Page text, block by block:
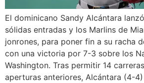
El dominicano Sandy Alcántara
sólidas entradas y los Marlins de
jonrones, para poner fin a su racha
con una victoria por 7-3 sobre los
Washington. Tras permitir 14
aperturas anteriores, Alcántara (4-